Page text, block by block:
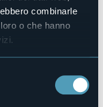
combinarle
o che hanno